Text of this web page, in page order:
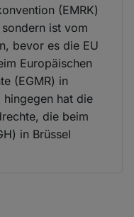
(EMRK)
ist vom
bevor es die EU
Europäischen
(EGMR) in
hingegen hat die
die beim
in Brüssel